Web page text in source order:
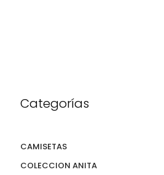
Categorías
CAMISETAS
COLECCION ANITA